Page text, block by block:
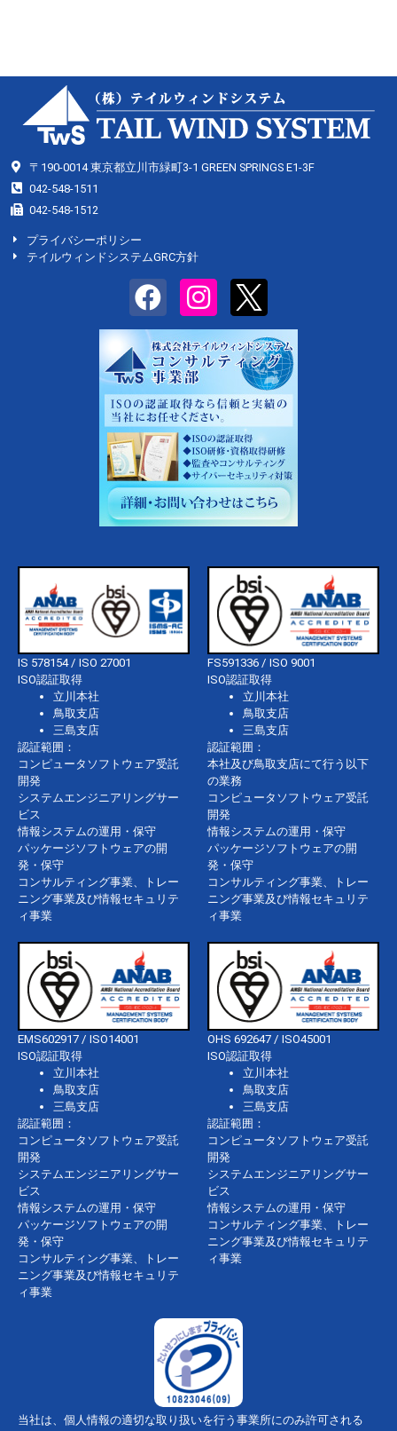
〒190-0014 東京都立川市緑町3-1 GREEN SPRINGS E1-3F
042-548-1511
042-548-1512
プライバシーポリシー
テイルウィンドシステムGRC方針
IS 578154 / ISO 27001
ISO認証取得
立川本社
鳥取支店
三島支店
認証範囲：
コンピュータソフトウェア受託
開発
システムエンジニアリングサー
ビス
情報システムの運用・保守
パッケージソフトウェアの開
発・保守
コンサルティング事業、トレー
ニング事業及び情報セキュリテ
ィ事業
FS591336 / ISO 9001
ISO認証取得
立川本社
鳥取支店
三島支店
認証範囲：
本社及び鳥取支店にて行う以下
の業務
コンピュータソフトウェア受託
開発
情報システムの運用・保守
パッケージソフトウェアの開
発・保守
コンサルティング事業、トレー
ニング事業及び情報セキュリテ
ィ事業
EMS602917 / ISO14001
ISO認証取得
立川本社
鳥取支店
三島支店
認証範囲：
コンピュータソフトウェア受託
開発
システムエンジニアリングサー
ビス
情報システムの運用・保守
パッケージソフトウェアの開
発・保守
コンサルティング事業、トレー
ニング事業及び情報セキュリテ
ィ事業
OHS 692647 / ISO45001
ISO認証取得
立川本社
鳥取支店
三島支店
認証範囲：
コンピュータソフトウェア受託
開発
システムエンジニアリングサー
ビス
情報システムの運用・保守
コンサルティング事業、トレー
ニング事業及び情報セキュリテ
ィ事業
当社は、個人情報の適切な取り扱いを行う事業所にのみ許可される